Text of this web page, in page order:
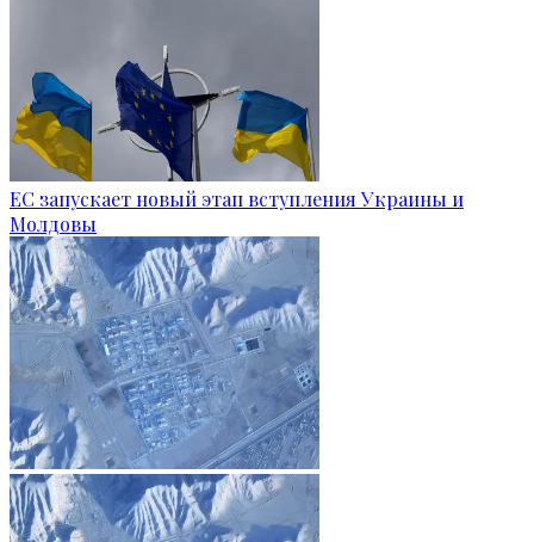
ЕС запускает новый этап вступления Украины и
Молдовы